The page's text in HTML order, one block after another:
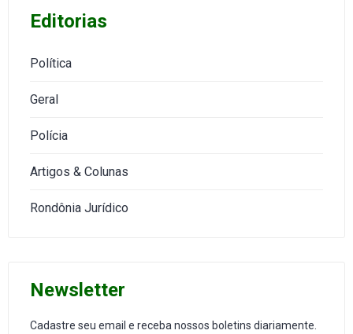
Editorias
Política
Geral
Polícia
Artigos & Colunas
Rondônia Jurídico
Newsletter
Cadastre seu email e receba nossos boletins diariamente.